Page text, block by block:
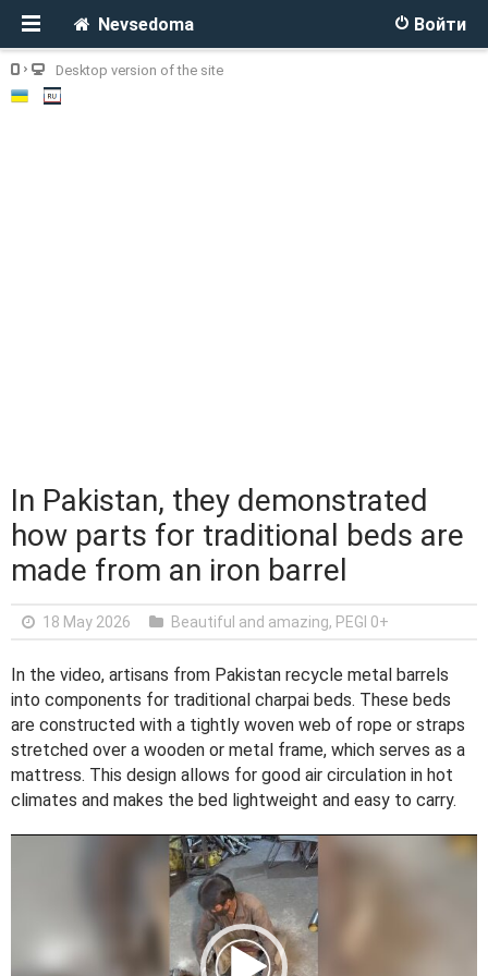
Войти
Nevsedoma
Desktop version of the site
In Pakistan, they demonstrated
how parts for traditional beds are
made from an iron barrel
18 May 2026 Beautiful and amazing, PEGI 0+
In the video, artisans from Pakistan recycle metal barrels
into components for traditional charpai beds. These beds
are constructed with a tightly woven web of rope or straps
stretched over a wooden or metal frame, which serves as a
mattress. This design allows for good air circulation in hot
climates and makes the bed lightweight and easy to carry.